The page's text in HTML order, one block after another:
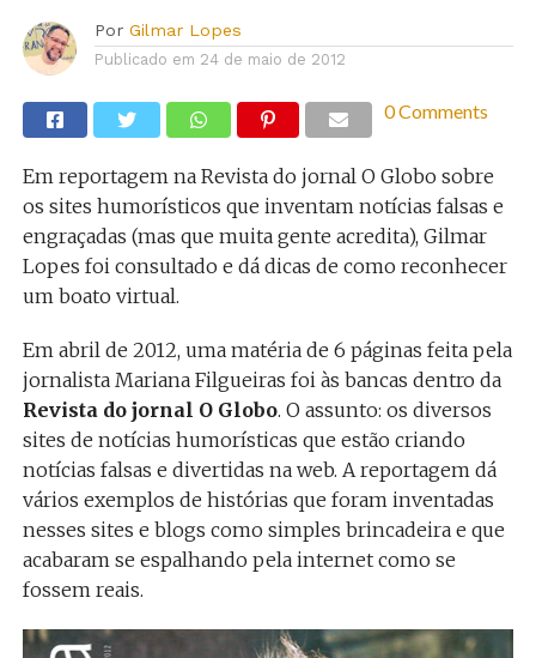
Por Gilmar Lopes
Publicado em 24 de maio de 2012
0 Comments
Em reportagem na Revista do jornal O Globo sobre
os sites humorísticos que inventam notícias falsas e
engraçadas (mas que muita gente acredita), Gilmar
Lopes foi consultado e dá dicas de como reconhecer
um boato virtual.
Em abril de 2012, uma matéria de 6 páginas feita pela
jornalista Mariana Filgueiras foi às bancas dentro da
Revista do jornal O Globo. O assunto: os diversos
sites de notícias humorísticas que estão criando
notícias falsas e divertidas na web. A reportagem dá
vários exemplos de histórias que foram inventadas
nesses sites e blogs como simples brincadeira e que
acabaram se espalhando pela internet como se
fossem reais.